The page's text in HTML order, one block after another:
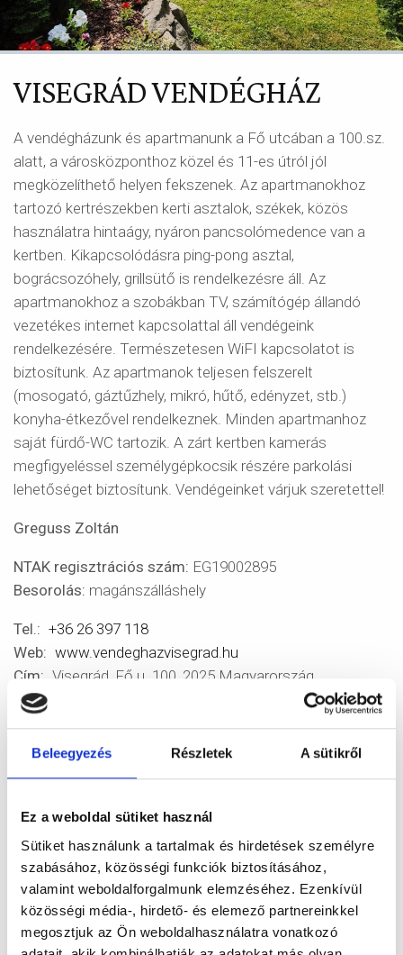
Beleegyezés Részletek A sütikről
Ez a weboldal sütiket használ
Sütiket használunk a tartalmak és hirdetések személyre
szabásához, közösségi funkciók biztosításához,
valamint weboldalforgalmunk elemzéséhez. Ezenkívül
közösségi média-, hirdető- és elemező partnereinkkel
megosztjuk az Ön weboldalhasználatra vonatkozó
VISEGRÁD VENDÉGHÁZ
A vendégházunk és apartmanunk a Fő utcában a 100.sz.
alatt, a városközponthoz közel és 11-es útról jól
megközelíthető helyen fekszenek. Az apartmanokhoz
tartozó kertrészekben kerti asztalok, székek, közös
használatra hintaágy, nyáron pancsolómedence van a
kertben. Kikapcsolódásra ping-pong asztal,
bográcsozóhely, grillsütő is rendelkezésre áll. Az
apartmanokhoz a szobákban TV, számítógép állandó
vezetékes internet kapcsolattal áll vendégeink
rendelkezésére. Természetesen WiFI kapcsolatot is
biztosítunk. Az apartmanok teljesen felszerelt
(mosogató, gáztűzhely, mikró, hűtő, edényzet, stb.)
konyha-étkezővel rendelkeznek. Minden apartmanhoz
saját fürdő-WC tartozik. A zárt kertben kamerás
megfigyeléssel személygépkocsik részére parkolási
lehetőséget biztosítunk. Vendégeinket várjuk szeretettel!
Greguss Zoltán
NTAK regisztrációs szám: EG19002895
Besorolás: magánszálláshely
Tel.
+36 26 397 118
Web
www.vendeghazvisegrad.hu
Cím
Visegrád, Fő u. 100, 2025 Magyarország
ShareFacebook
TwitterEmail